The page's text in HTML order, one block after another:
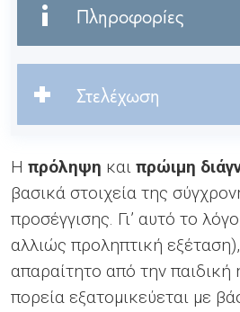
Πληροφορίες
Στελέχωση
Η πρόληψη και πρώιμη
βασικά στοιχεία της
προσέγγισης. Γι’ αυτό το
αλλιώς προληπτική εξέταση),
απαραίτητο από την παιδική
πορεία εξατομικεύεται με